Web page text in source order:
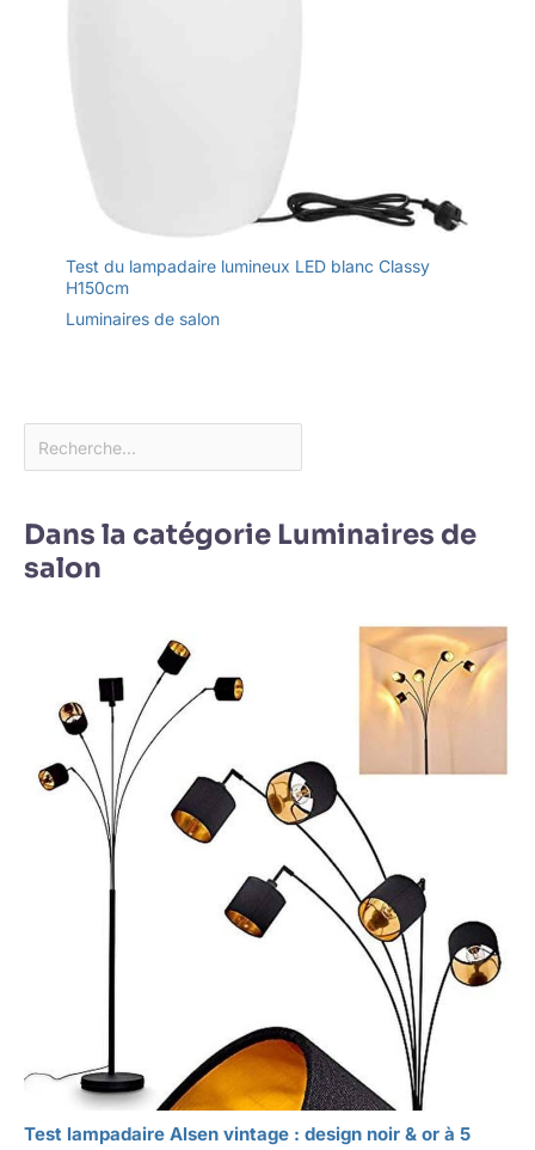
Test du lampadaire lumineux LED blanc Classy
H150cm
Luminaires de salon
Dans la catégorie Luminaires de
salon
Test lampadaire Alsen vintage : design noir & or à 5